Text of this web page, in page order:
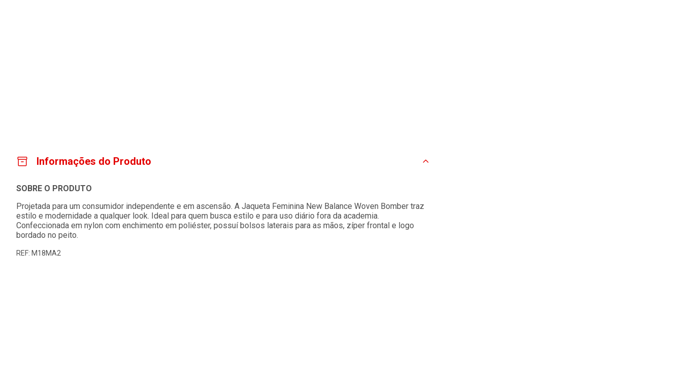
Informações do Produto
SOBRE O PRODUTO
Projetada para um consumidor independente e em ascensão. A Jaqueta Feminina New Balance Woven Bomber traz
estilo e modernidade a qualquer look. Ideal para quem busca estilo e para uso diário fora da academia.
Confeccionada em nylon com enchimento em poliéster, possuí bolsos laterais para as mãos, zíper frontal e logo
bordado no peito.
REF: M18MA2